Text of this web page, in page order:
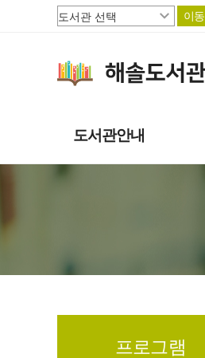
이동
도서관안내
프로그램